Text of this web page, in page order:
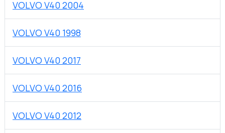
VOLVO V40 2004
VOLVO V40 1998
VOLVO V40 2017
VOLVO V40 2016
VOLVO V40 2012